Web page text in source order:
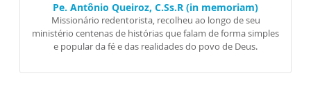
Pe. Antônio Queiroz, C.Ss.R (in memoriam)
Missionário redentorista, recolheu ao longo de seu
ministério centenas de histórias que falam de forma simples
e popular da fé e das realidades do povo de Deus.